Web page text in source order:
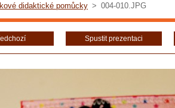
didaktické pomůcky > 004-010.JPG
Spustit prezentaci